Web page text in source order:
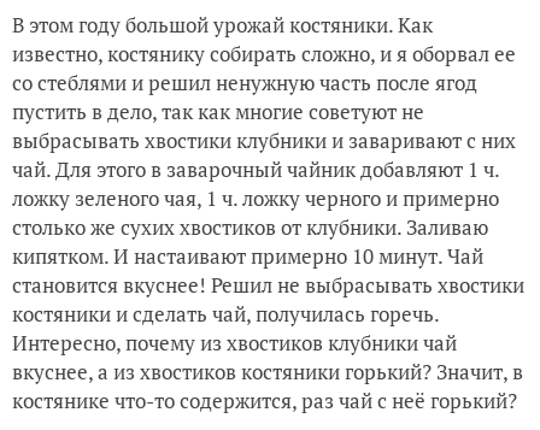
В этом году большой урожай костяники. Как
известно, костянику собирать сложно, и я оборвал ее
со стеблями и решил ненужную часть после ягод
пустить в дело, так как многие советуют не
выбрасывать хвостики клубники и заваривают с них
чай. Для этого в заварочный чайник добавляют 1 ч.
ложку зеленого чая, 1 ч. ложку черного и примерно
столько же сухих хвостиков от клубники. Заливаю
кипятком. И настаивают примерно 10 минут. Чай
становится вкуснее! Решил не выбрасывать хвостики
костяники и сделать чай, получилась горечь.
Интересно, почему из хвостиков клубники чай
вкуснее, а из хвостиков костяники горький? Значит, в
костянике что-то содержится, раз чай с неё горький?